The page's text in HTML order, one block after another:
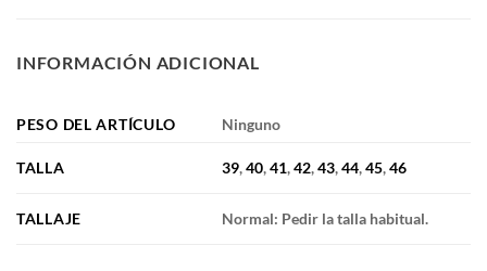
INFORMACIÓN ADICIONAL
PESO DEL ARTÍCULO Ninguno
TALLA 39,40,41,42,43,44,45,46
TALLAJE Normal: Pedir la talla habitual.